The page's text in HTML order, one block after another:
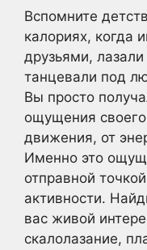
Вспомните
калориях, когда
друзьями,
танцевали под
Вы просто
ощущения
движения, от
Именно это
отправной
активности.
вас живой
скалолазание,